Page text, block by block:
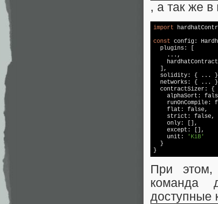
, а так же в
import
const config:
  plugins: [
    ...,
  ],
solidity: { ...
networks: { ...
  contractSizer: {
    alphaSort:
    runOnCompile:
    flat:
false,
    strict:
false,
    only: [],
    except: [],
    unit:
'KiB'
  }
}
При этом,
команда
доступные